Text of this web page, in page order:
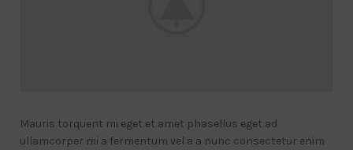
Mauris torquent mi eget et amet phasellus eget ad
ullamcorper mi a fermentum vel a a nunc consectetur enim